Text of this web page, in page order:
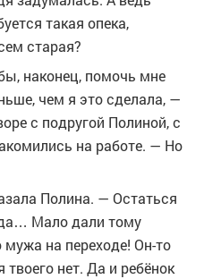
такая опека,
старая?
наконец, помочь мне
чем я это сделала, —
с подругой Полиной, с
на работе. — Но
Полина. — Остаться
Мало дали тому
мужа на переходе! Он-то
твоего нет. Да и ребёнок